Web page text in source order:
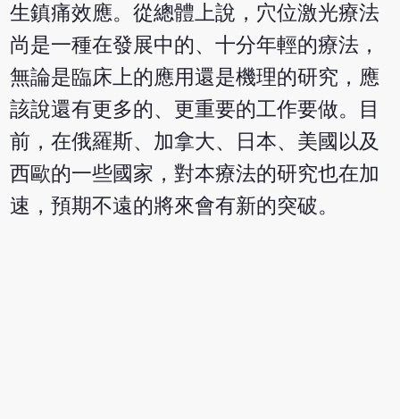
生鎮痛效應。從總體上說，穴位激光療法
尚是一種在發展中的、十分年輕的療法，
無論是臨床上的應用還是機理的研究，應
該說還有更多的、更重要的工作要做。目
前，在俄羅斯、加拿大、日本、美國以及
西歐的一些國家，對本療法的研究也在加
速，預期不遠的將來會有新的突破。